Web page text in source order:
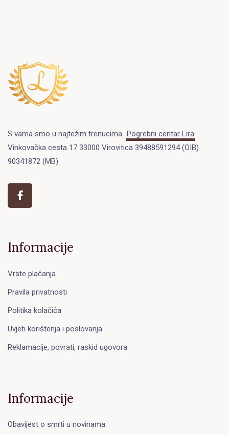
S vama smo u najtežim trenucima. Pogrebni centar Lira
Vinkovačka cesta 17 33000 Virovitica 39488591294 (OIB)
90341872 (MB)
Informacije
Vrste plaćanja
Pravila privatnosti
Politika kolačića
Uvjeti korištenja i poslovanja
Reklamacije, povrati, raskid ugovora
Informacije
Obavijest o smrti u novinama